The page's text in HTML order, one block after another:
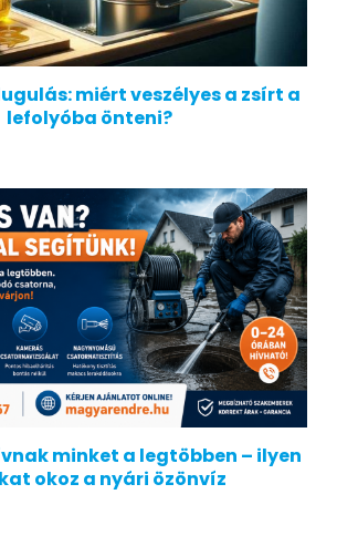
miért veszélyes a zsírt a
lefolyóba önteni?
minket a legtöbben – ilyen
okoz a nyári özönvíz